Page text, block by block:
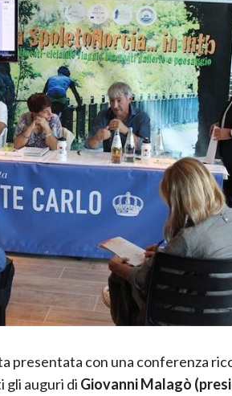
presentata con una conferenza
gli auguri di Giovanni Malagò